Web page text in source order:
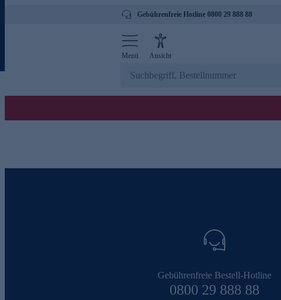
Gebührenfreie Hotline 0800 29 888 88
Menü Ansicht
Gebührenfreie Bestell-Hotline
0800 29 888 88